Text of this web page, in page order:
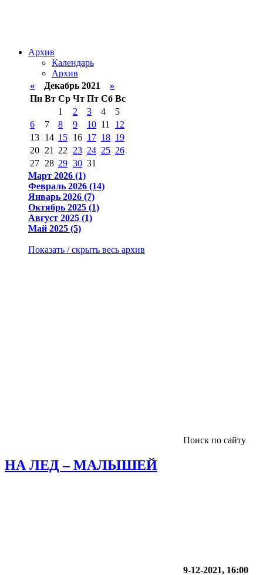
Архив
Календарь
Архив
« Декабрь 2021 »
Пн Вт Ср Чт Пт Сб Вс
1
2 3 4
5
6
7 8 9 10 11
12
13 14 15 16 17 18 19
20 21 22 23 24 25 26
27 28 29 30 31
Март 2026 (1)
Февраль 2026 (14)
Январь 2026 (7)
Октябрь 2025 (1)
Август 2025 (1)
Май 2025 (5)
Показать / скрыть весь архив
Поиск по сайту
НА ЛЕД – МАЛЫШЕЙ
9-12-2021, 16:00